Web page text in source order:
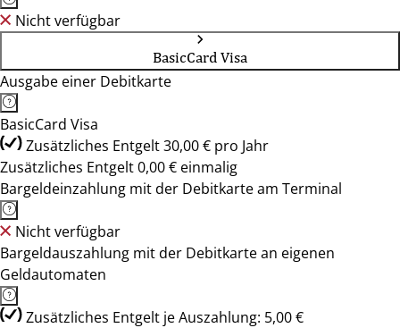
Nicht verfügbar
BasicCard Visa
Ausgabe einer Debitkarte
BasicCard Visa
Zusätzliches Entgelt 30,00 € pro Jahr
Zusätzliches Entgelt 0,00 € einmalig
Bargeldeinzahlung mit der Debitkarte am Terminal
Nicht verfügbar
Bargeldauszahlung mit der Debitkarte an eigenen
Geldautomaten
Zusätzliches Entgelt je Auszahlung: 5,00 €